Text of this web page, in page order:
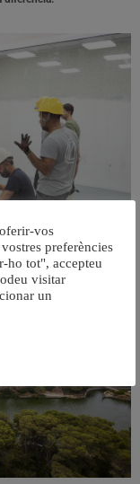
del barri de Sant Antoni
vos
preferències
ho tot", accepteu
visitar
un